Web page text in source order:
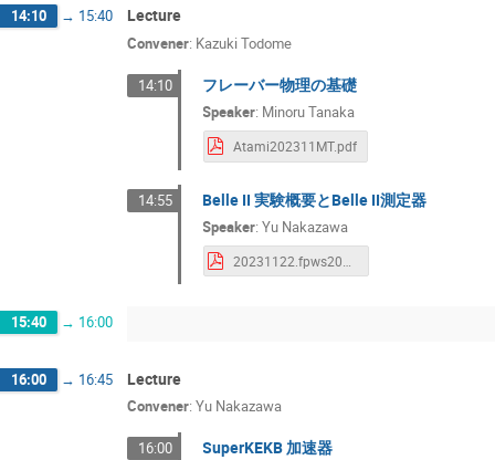
14:10 → 15:40 Lecture
Convener: Kazuki Todome
14:10 フレーバー物理の基礎
Speaker: Minoru Tanaka
Atami202311MT.pdf
14:55 Belle II 実験概要とBelle II測定器
Speaker:Yu Nakazawa
15:40 → 16:00
16:00 → 16:45 Lecture
Convener: Yu Nakazawa
16:00 SuperKEKB 加速器